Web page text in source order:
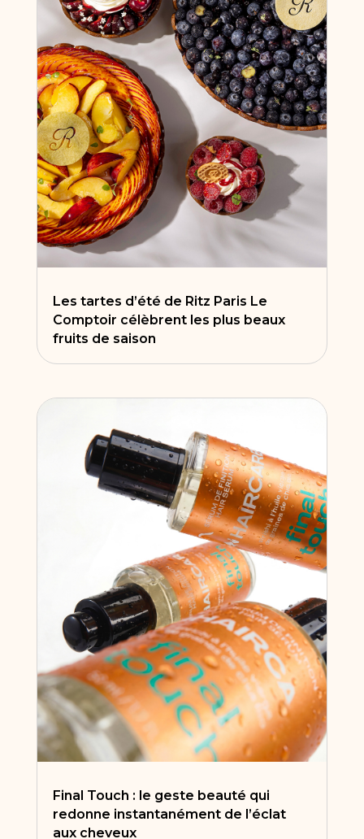
Les tartes d’été de Ritz Paris Le
Comptoir célèbrent les plus beaux
fruits de saison
Final Touch : le geste beauté qui
redonne instantanément de l’éclat
aux cheveux